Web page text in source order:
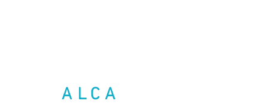
ALCA